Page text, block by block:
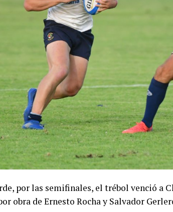
por las semifinales, el trébol venció a
obra de Ernesto Rocha y Salvador